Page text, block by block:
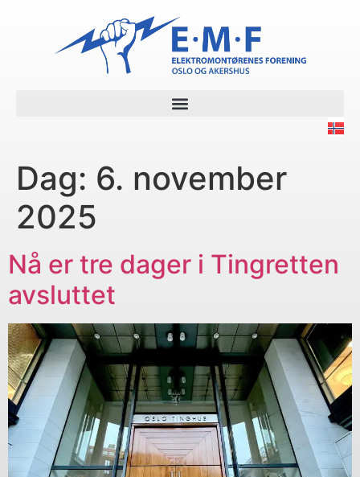
Dag: 6. november
2025
Nå er tre dager i Tingretten
avsluttet